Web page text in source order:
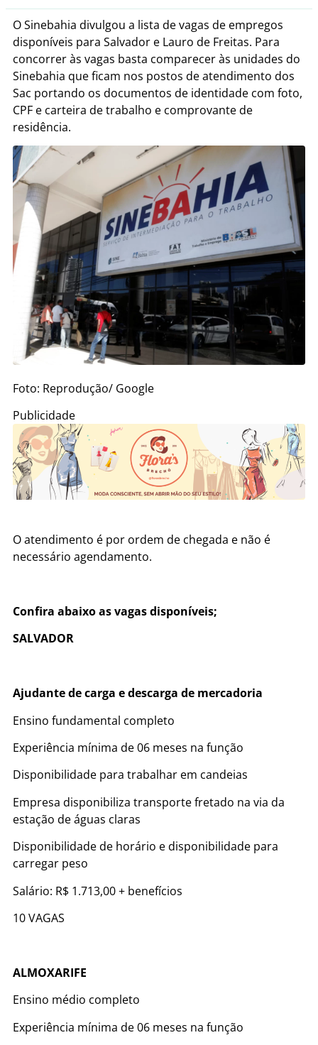
O Sinebahia divulgou a lista de vagas de empregos
disponíveis para Salvador e Lauro de Freitas. Para
concorrer às vagas basta comparecer às unidades do
Sinebahia que ficam nos postos de atendimento dos
Sac portando os documentos de identidade com foto,
CPF e carteira de trabalho e comprovante de
residência.
Foto: Reprodução/ Google
Publicidade
O atendimento é por ordem de chegada e não é
necessário agendamento.
Confira abaixo as vagas disponíveis;
SALVADOR
Ajudante de carga e descarga de mercadoria
Ensino fundamental completo
Experiência mínima de 06 meses na função
Disponibilidade para trabalhar em candeias
Empresa disponibiliza transporte fretado na via da
estação de águas claras
Disponibilidade de horário e disponibilidade para
carregar peso
Salário: R$ 1.713,00 + benefícios
10 VAGAS
ALMOXARIFE
Ensino médio completo
Experiência mínima de 06 meses na função